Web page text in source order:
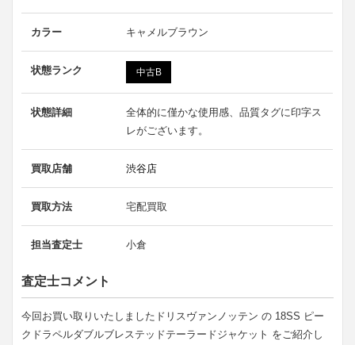
カラー キャメルブラウン
状態ランク 中古B
状態詳細
全体的に僅かな使用感、品質タグに印字ス
レがございます。
買取店舗 渋谷店
買取方法 宅配買取
担当査定士 小倉
査定士コメント
今回お買い取りいたしましたドリスヴァンノッテン の 18SS ピー
クドラペルダブルブレステッドテーラードジャケット をご紹介し